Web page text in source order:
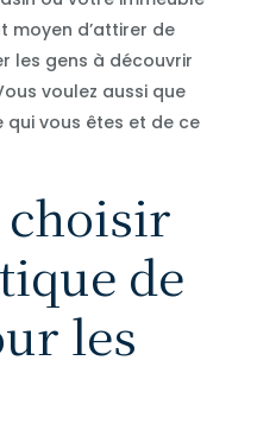
moyen d’attirer de
les gens à découvrir
voulez aussi que
qui vous êtes et de ce
de
les